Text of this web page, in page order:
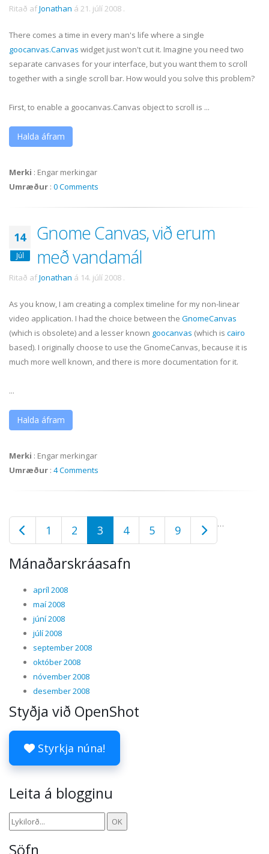
Ritað afJonathan á 21. júlí 2008 .
There comes a time in every man's life where a single
goocanvas.Canvas widget just won't cut it. Imagine you need two
separate canvases for your interface, but you want them to scroll
together with a single scroll bar. How would you solve this problem?
First, to enable a goocanvas.Canvas object to scroll is ...
Halda áfram
Merki : Engar merkingar
Umræður : 0 Comments
14
Júl
Gnome Canvas, við erum
með vandamál
Ritað afJonathan á 14. júlí 2008 .
As you know, I am creating a complex timeline for my non-linear
video application. I had the choice between the GnomeCanvas
(which is obsolete) and a lesser known goocanvas (which is cairo
based). I originally choose to use the GnomeCanvas, because it is
much more well known, and there is more documentation for it.
...
Halda áfram
Merki : Engar merkingar
Umræður : 4 Comments
1 2 3 4 5 …
9
Mánaðarskráasafn
apríl 2008
maí 2008
júní 2008
júlí 2008
september 2008
október 2008
nóvember 2008
desember 2008
Styðja við OpenShot
Styrkja núna!
Leita á blogginu
Söfn